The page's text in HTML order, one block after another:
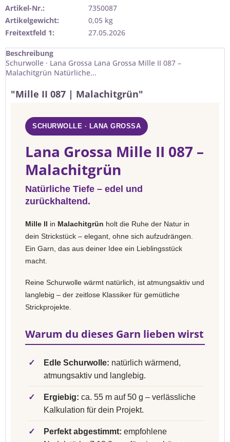
Artikel-Nr.:
7350087
Artikelgewicht:
0,05 kg
Freitextfeld 1:
27.05.2026
Beschreibung
Schurwolle · Lana Grossa Lana Grossa Mille II 087 –
Malachitgrün Natürliche...
"Mille II 087 | Malachitgrün"
SCHURWOLLE · LANA GROSSA
Lana Grossa Mille II 087 –
Malachitgrün
Natürliche Tiefe – edel und
zurückhaltend.
Mille II in Malachitgrün holt die Ruhe der Natur in
dein Strickstück – elegant, ohne sich aufzudrängen.
Ein Garn, das aus deiner Idee ein Lieblingsstück
macht.
Reine Schurwolle wärmt natürlich, ist atmungsaktiv und
langlebig – der zeitlose Klassiker für gemütliche
Strickprojekte.
Warum du dieses Garn lieben wirst
✓ Edle Schurwolle: natürlich wärmend,
atmungsaktiv und langlebig.
✓ Ergiebig: ca. 55 m auf 50 g – verlässliche
Kalkulation für dein Projekt.
✓ Perfekt abgestimmt: empfohlene